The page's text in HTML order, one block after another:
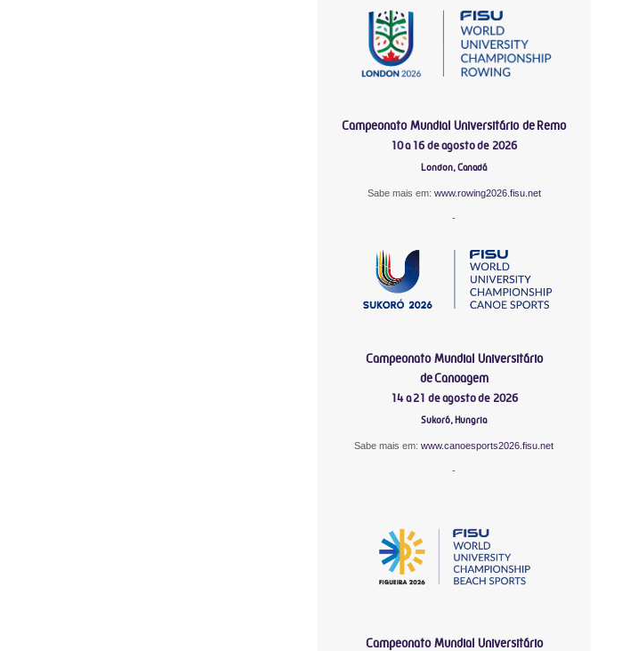
Campeonato Mundial Universitário de Remo
10 a 16 de agosto de 2026
London, Canadá
Sabe mais em: www.rowing2026.fisu.net
-
Campeonato Mundial Universitário
de Canoagem
14 a 21 de agosto de 2026
Sukoró, Hungria
Sabe mais em:www.canoesports2026.fisu.net
-
Campeonato Mundial Universitário